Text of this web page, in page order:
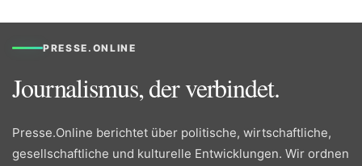
PRESSE.ONLINE
Journalismus, der verbindet.
Presse.Online berichtet über politische, wirtschaftliche,
gesellschaftliche und kulturelle Entwicklungen. Wir ordnen